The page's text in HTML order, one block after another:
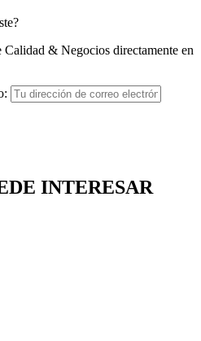
Calidad & Negocios directamente en
INTERESAR